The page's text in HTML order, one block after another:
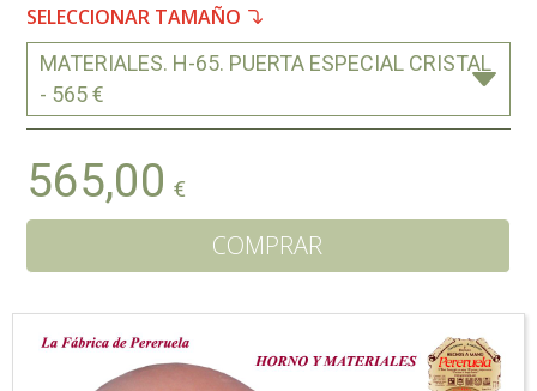
SELECCIONAR TAMAÑO
MATERIALES. H-65. PUERTA ESPECIAL CRISTAL
- 565 €
565,00 €
COMPRAR